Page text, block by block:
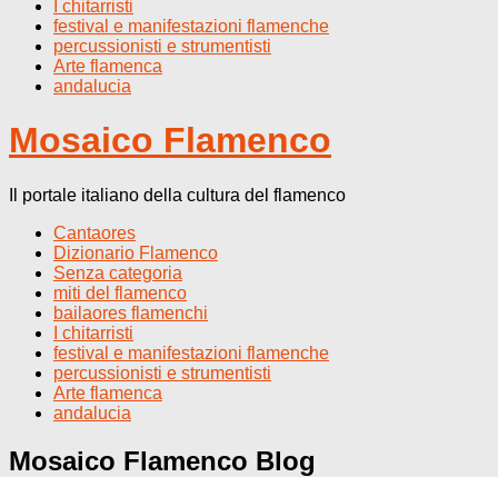
I chitarristi
festival e manifestazioni flamenche
percussionisti e strumentisti
Arte flamenca
andalucia
Mosaico Flamenco
Il portale italiano della cultura del flamenco
Cantaores
Dizionario Flamenco
Senza categoria
miti del flamenco
bailaores flamenchi
I chitarristi
festival e manifestazioni flamenche
percussionisti e strumentisti
Arte flamenca
andalucia
Mosaico Flamenco Blog